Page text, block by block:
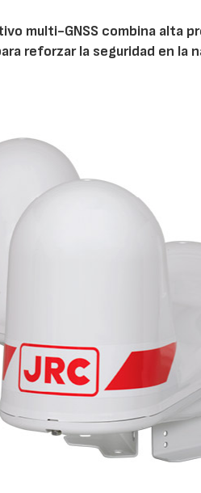
multi-GNSS combina alta
reforzar la seguridad en la